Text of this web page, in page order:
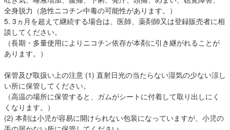
全身脱力（急性ニコチン中毒の可能性があります。）
5. 3ヵ月を超えて継続する場合は、医師、薬剤師又は登録販売者に相
談してください。
（長期・多量使用によりニコチン依存が本剤に引き継がれることが
あります。）
保管及び取扱い上の注意 (1) 直射日光の当たらない湿気の少ない涼し
い所に保管してください。
（高温の場所に保管すると、ガムがシートに付着して取り出しにく
くなります。）
(2) 本剤は小児が容易に開けられない包装になっていますが、小児の